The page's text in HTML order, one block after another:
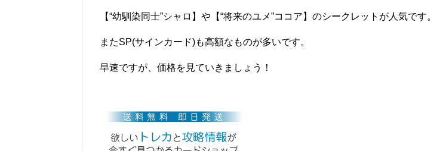
【“幼馴染同士”シャロ】や【“将来のユメ”ココア】のシークレットが人気です。
またSP(サインカード)も高額なものが多いです。
早速ですが、価格を見ていきましょう！